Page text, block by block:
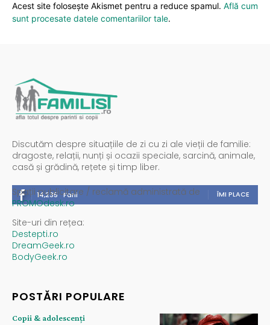
Acest site folosește Akismet pentru a reduce spamul. Află cum
sunt procesate datele comentariilor tale.
Discutăm despre situațiile de zi cu zi ale vieții de familie:
dragoste, relații, nunți și ocazii speciale, sarcină, animale,
casă și grădină, rețete și timp liber.
14,235 Fani ÎMI PLACE
Spații publicitare / reclamă administrată de
PROMOdesk.ro
Site-uri din rețea:
Destepti.ro
DreamGeek.ro
BodyGeek.ro
POSTĂRI POPULARE
Copii & adolescenți